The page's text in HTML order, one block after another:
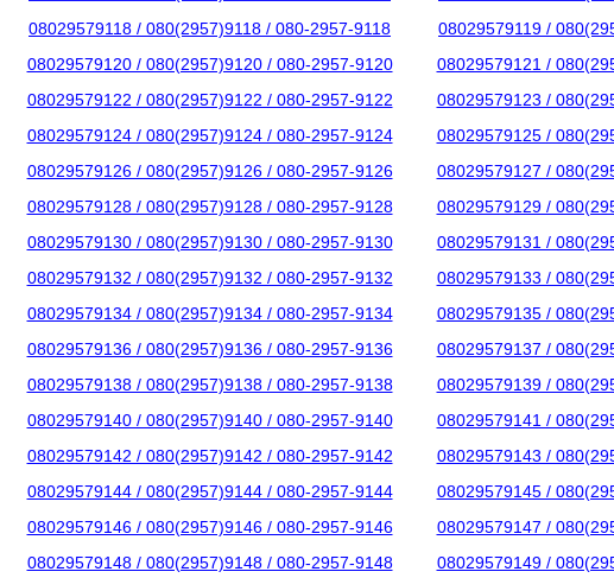
08029579118 / 080(2957)9118 / 080-2957-9118
08029579119 /
08029579120 / 080(2957)9120 / 080-2957-9120
08029579121 /
08029579122 / 080(2957)9122 / 080-2957-9122
08029579123 /
08029579124 / 080(2957)9124 / 080-2957-9124
08029579125 /
08029579126 / 080(2957)9126 / 080-2957-9126
08029579127 /
08029579128 / 080(2957)9128 / 080-2957-9128
08029579129 /
08029579130 / 080(2957)9130 / 080-2957-9130
08029579131 /
08029579132 / 080(2957)9132 / 080-2957-9132
08029579133 /
08029579134 / 080(2957)9134 / 080-2957-9134
08029579135 /
08029579136 / 080(2957)9136 / 080-2957-9136
08029579137 /
08029579138 / 080(2957)9138 / 080-2957-9138
08029579139 /
08029579140 / 080(2957)9140 / 080-2957-9140
08029579141 /
08029579142 / 080(2957)9142 / 080-2957-9142
08029579143 /
08029579144 / 080(2957)9144 / 080-2957-9144
08029579145 /
08029579146 / 080(2957)9146 / 080-2957-9146
08029579147 /
08029579148 / 080(2957)9148 / 080-2957-9148
08029579149 /